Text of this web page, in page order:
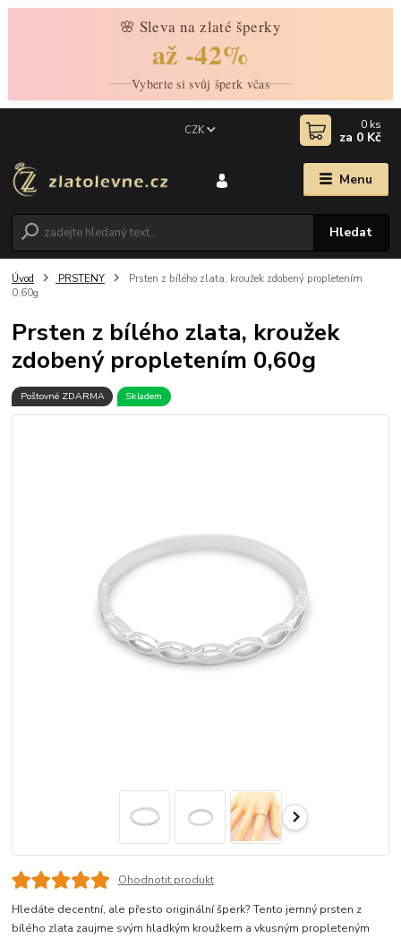
🌸 Sleva na zlaté šperky
až -42%
Vyberte si svůj šperk včas
Menu
CZK
Hledat
0 ks
za 0 Kč
Úvod PRSTENY
Prsten z bílého zlata, kroužek zdobený propletením
0,60g
Prsten z bílého zlata, kroužek
zdobený propletením 0,60g
Poštovné ZDARMA Skladem
Ohodnotit produkt
Hledáte decentní, ale přesto originální šperk? Tento jemný prsten z
bílého zlata zaujme svým hladkým kroužkem a vkusným propleteným